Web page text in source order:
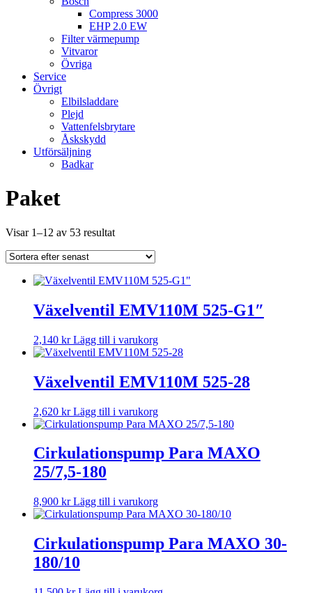
Compress 3000
EHP 2.0 EW
Filter värmepump
Vitvaror
Övriga
Service
Övrigt
Elbilsladdare
Plejd
Vattenfelsbrytare
Åskskydd
Utförsäljning
Badkar
Paket
Visar 1–12 av 53 resultatSortera
Växelventil EMV110M 525-G1″
2,140 kr Lägg till i varukorg
Växelventil EMV110M 525-28
2,620 kr Lägg till i varukorg
Cirkulationspump Para MAXO
25/7,5-180
8,900 kr Lägg till i varukorg
Cirkulationspump Para MAXO 30-
180/10